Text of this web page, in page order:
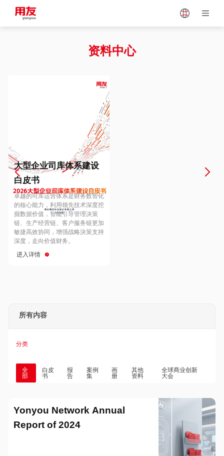
Vietnam
Europe
Hungary
Hong Kong
资料中心
大型企业司库体系建设
白皮书
卓越的司库运营体系是财务数智化
的核心能力，利用领先技术深度挖
掘数据价值，智能引导管理决策
链、生产经营链、客户服务链更加
敏捷高效协同，增强战略決策支持
深度，走向价值财务。
进入详情
所有内容
分类
全
部
白皮
书
报
告
案例
集
画
册
其他
资料
全球商业创新
大会
Yonyou Network Annual
Report of 2024